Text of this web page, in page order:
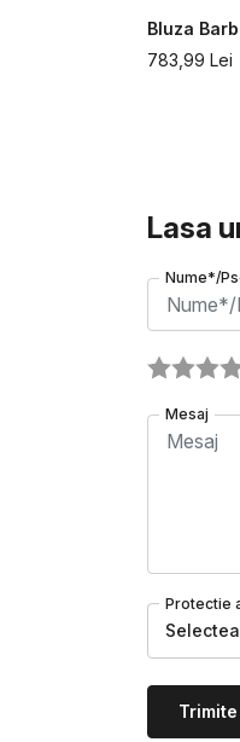
Bluza
783,99 Lei
Lasa
Nume*/
Mesaj
Protectie
Trimite